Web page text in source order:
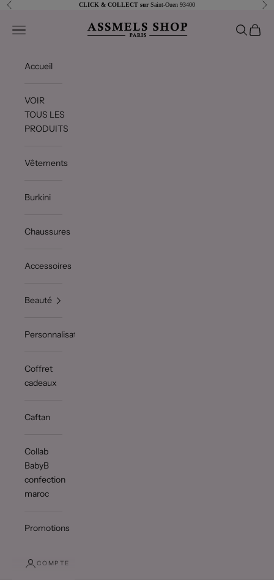
Passer au contenu
Précédent CLICK & COLLECT surSaint-Ouen 93400
Assmels shop
Ouvrir la navigation Ouvrir la
Voir
Accueil
VOIR
TOUS LES
PRODUITS
Vêtements
Burkini
Chaussures
Accessoires
Beauté
Personnalisation
Coffret
cadeaux
Caftan
Collab
BabyB
confection
maroc
Promotions
COMPTE